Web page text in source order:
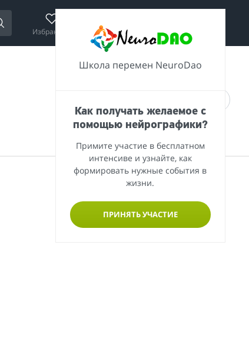
Избранное Сравнение Корзина
Школа перемен NeuroDao
Как получать желаемое с
помощью нейрографики?
Примите участие в бесплатном
интенсиве и узнайте, как
формировать нужные события в
жизни.
ПРИНЯТЬ УЧАСТИЕ